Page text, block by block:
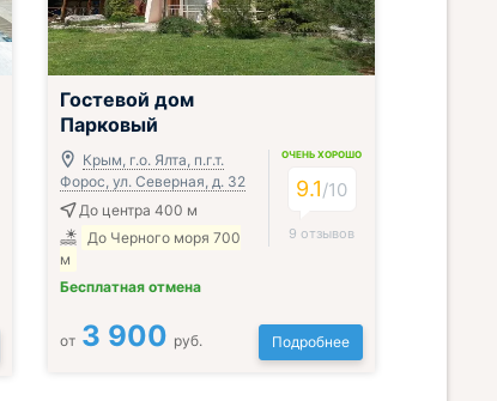
Гостевой дом
Парковый
Крым, г.о. Ялта, п.г.т.
Форос, ул. Северная, д. 32
До центра 400 м
До Черного моря 700
м
Бесплатная отмена
ОЧЕНЬ ХОРОШО
9.1/10
9 отзывов
от 3 900 руб. Подробнее